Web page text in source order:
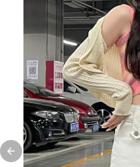
Previous slide